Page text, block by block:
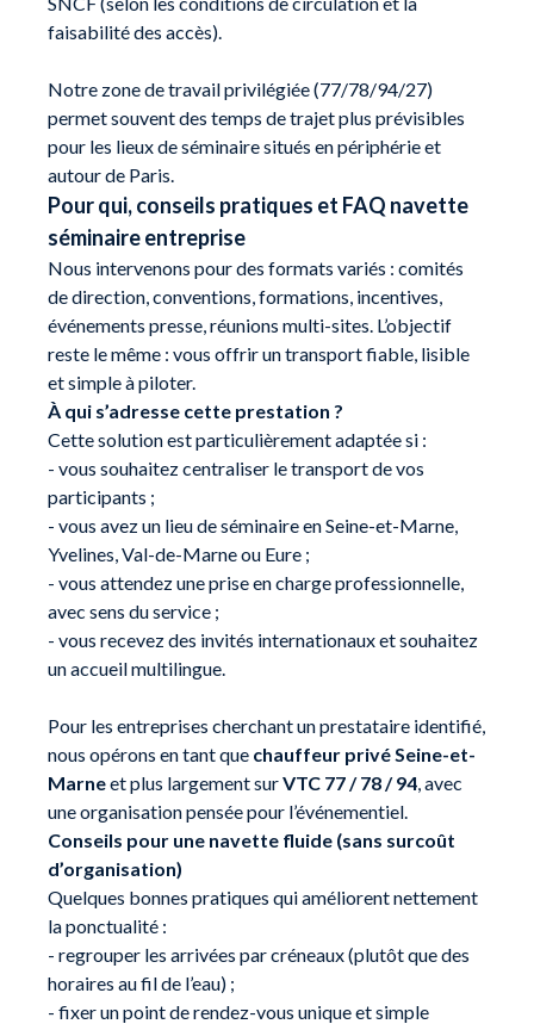
faisabilité des accès).
Notre zone de travail privilégiée (77/78/94/27)
permet souvent des temps de trajet plus prévisibles
pour les lieux de séminaire situés en périphérie et
autour de Paris.
Pour qui, conseils pratiques et FAQ navette
séminaire entreprise
Nous intervenons pour des formats variés : comités
de direction, conventions, formations, incentives,
événements presse, réunions multi-sites. L’objectif
reste le même : vous offrir un transport fiable, lisible
et simple à piloter.
À qui s’adresse cette prestation ?
Cette solution est particulièrement adaptée si :
- vous souhaitez centraliser le transport de vos
participants ;
- vous avez un lieu de séminaire en Seine-et-Marne,
Yvelines, Val-de-Marne ou Eure ;
- vous attendez une prise en charge professionnelle,
avec sens du service ;
- vous recevez des invités internationaux et souhaitez
un accueil multilingue.
Pour les entreprises cherchant un prestataire identifié,
nous opérons en tant que chauffeur privé Seine-et-
Marneet plus largement surVTC 77 / 78 / 94, avec
une organisation pensée pour l’événementiel.
Conseils pour une navette fluide (sans surcoût
d’organisation)
Quelques bonnes pratiques qui améliorent nettement
la ponctualité :
- regrouper les arrivées par créneaux (plutôt que des
horaires au fil de l’eau) ;
- fixer un point de rendez-vous unique et simple